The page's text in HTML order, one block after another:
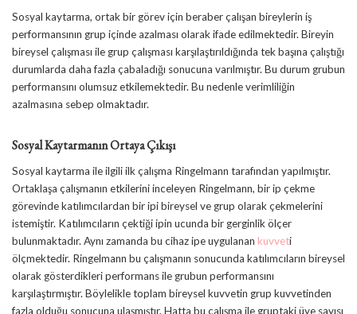
Sosyal kaytarma, ortak bir görev için beraber çalışan bireylerin iş
performansının grup içinde azalması olarak ifade edilmektedir. Bireyin
bireysel çalışması ile grup çalışması karşılaştırıldığında tek başına çalıştığı
durumlarda daha fazla çabaladığı sonucuna varılmıştır. Bu durum grubun
performansını olumsuz etkilemektedir. Bu nedenle verimliliğin
azalmasına sebep olmaktadır.
Sosyal Kaytarmanın Ortaya Çıkışı
Sosyal kaytarma ile ilgili ilk çalışma Ringelmann tarafından yapılmıştır.
Ortaklaşa çalışmanın etkilerini inceleyen Ringelmann, bir ip çekme
görevinde katılımcılardan bir ipi bireysel ve grup olarak çekmelerini
istemiştir. Katılımcıların çektiği ipin ucunda bir gerginlik ölçer
bulunmaktadır. Aynı zamanda bu cihaz ipe uygulanan kuvveti
ölçmektedir. Ringelmann bu çalışmanın sonucunda katılımcıların bireysel
olarak gösterdikleri performans ile grubun performansını
karşılaştırmıştır. Böylelikle toplam bireysel kuvvetin grup kuvvetinden
fazla olduğu sonucuna ulaşmıştır. Hatta bu çalışma ile gruptaki üye sayısı